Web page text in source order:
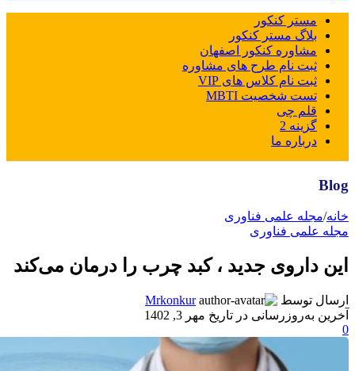
مستر کنکور
بلاگ مستر کنکور
مشاوره کنکور اصفهان
ثبت نام طرح های مشاوره
ثبت نام کلاس های VIP
تست شخصیت MBTI
قلم چی
گزینه 2
درباره ما
Blog
خانه/مجله علمی فناوری
مجله علمی فناوری
این داروی جدید ، کبد چرب را درمان می‌کند
ارسال توسط
Mrkonkur
آخرین به‌روزرسانی در تاریخ مهر 3, 1402
0